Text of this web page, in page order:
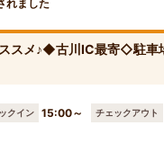
れました
ススメ♪◆古川IC最寄◇駐
クイン 15:00～ チェックアウト